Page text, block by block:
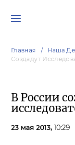
Главная Наша
Создадут
В России
23 мая 2013, 10:29